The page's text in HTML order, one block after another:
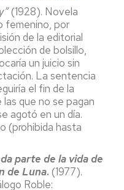
(1928). Novela
femenino, por
de la editorial
de bolsillo,
un juicio sin
La sentencia
el fin de la
que no se pagan
agotó en un día.
(prohibida hasta
parte de la vida de
de Luna. (1977).
Roble: